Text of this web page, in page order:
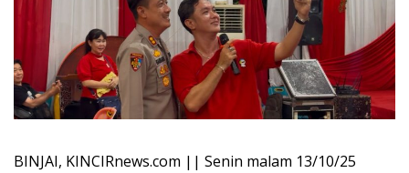
BINJAI, KINCIRnews.com || Senin malam 13/10/25